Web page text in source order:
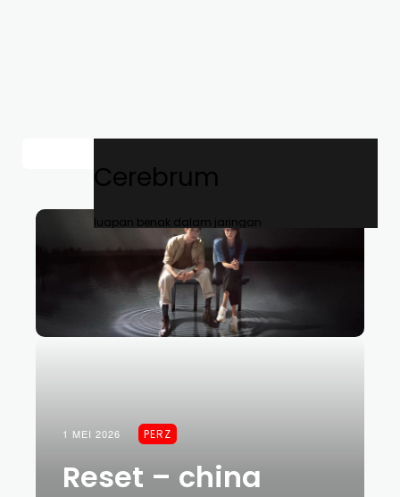
Cerebrum
luapan benak dalam jaringan
1 MEI 2026 PERZ
Reset – china